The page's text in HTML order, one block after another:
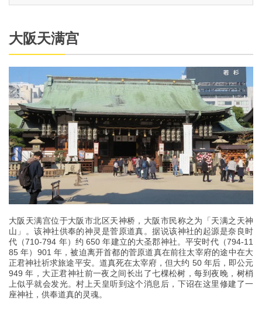
大阪天满宫
大阪天满宫位于大阪市北区天神桥，大阪市民称之为「天满之天神
山」。该神社供奉的神灵是菅原道真。据说该神社的起源是奈良时
代（710-794 年）约 650 年建立的大圣郡神社。平安时代（794-11
85 年）901 年，被迫离开首都的菅原道真在前往太宰府的途中在大
正君神社祈求旅途平安。道真死在太宰府，但大约 50 年后，即公元
949 年，大正君神社前一夜之间长出了七棵松树，每到夜晚，树梢
上似乎就会发光。村上天皇听到这个消息后，下诏在这里修建了一
座神社，供奉道真的灵魂。